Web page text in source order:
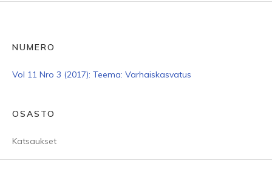
NUMERO
Vol 11 Nro 3 (2017): Teema: Varhaiskasvatus
OSASTO
Katsaukset